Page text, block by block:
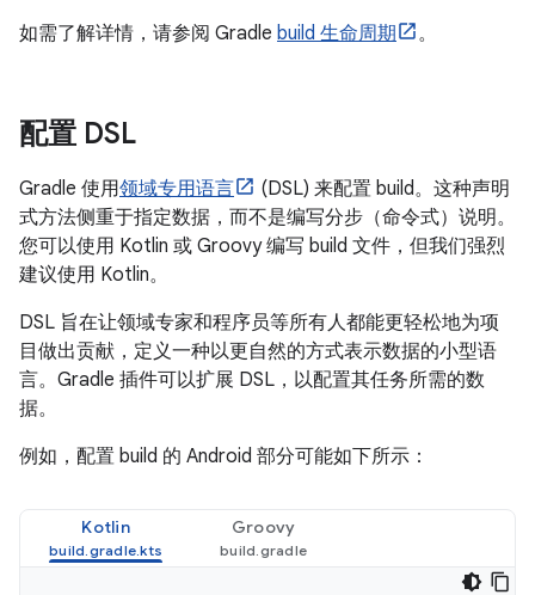
如需了解详情，请参阅 Gradle build 生命周期 。
配置 DSL
Gradle 使用领域专用语言
(DSL) 来配置 build。这种声明
式方法侧重于指定数据，而不是编写分步（命令式）说明。
您可以使用 Kotlin 或 Groovy 编写 build 文件，但我们强烈
建议使用 Kotlin。
DSL 旨在让领域专家和程序员等所有人都能更轻松地为项
目做出贡献，定义一种以更自然的方式表示数据的小型语
言。Gradle 插件可以扩展 DSL，以配置其任务所需的数
据。
例如，配置 build 的 Android 部分可能如下所示：
Kotlin Groovy